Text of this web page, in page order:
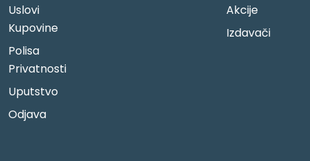
Uslovi
Kupovine
Polisa
Privatnosti
Uputstvo
Odjava
Akcije
Izdavači